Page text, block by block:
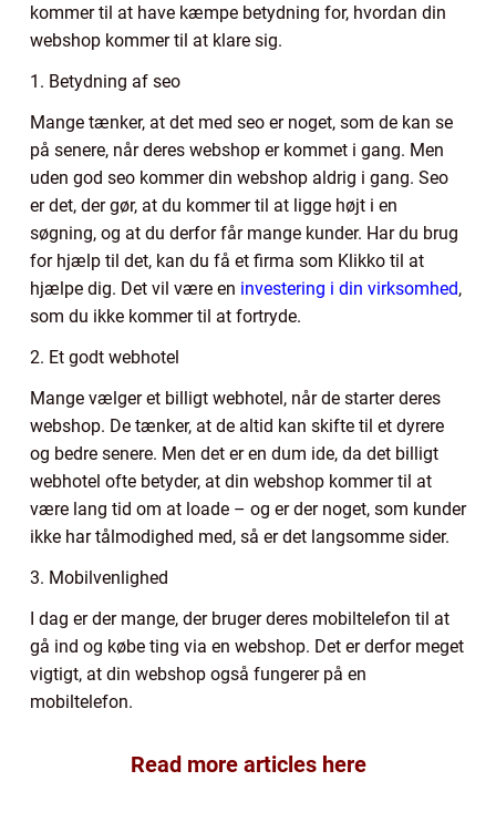
kommer til at have kæmpe betydning for, hvordan din
webshop kommer til at klare sig.
1. Betydning af seo
Mange tænker, at det med seo er noget, som de kan se
på senere, når deres webshop er kommet i gang. Men
uden god seo kommer din webshop aldrig i gang. Seo
er det, der gør, at du kommer til at ligge højt i en
søgning, og at du derfor får mange kunder. Har du brug
for hjælp til det, kan du få et firma som Klikko til at
hjælpe dig. Det vil være en investering i din virksomhed,
som du ikke kommer til at fortryde.
2. Et godt webhotel
Mange vælger et billigt webhotel, når de starter deres
webshop. De tænker, at de altid kan skifte til et dyrere
og bedre senere. Men det er en dum ide, da det billigt
webhotel ofte betyder, at din webshop kommer til at
være lang tid om at loade – og er der noget, som kunder
ikke har tålmodighed med, så er det langsomme sider.
3. Mobilvenlighed
I dag er der mange, der bruger deres mobiltelefon til at
gå ind og købe ting via en webshop. Det er derfor meget
vigtigt, at din webshop også fungerer på en
mobiltelefon.
Read more articles here